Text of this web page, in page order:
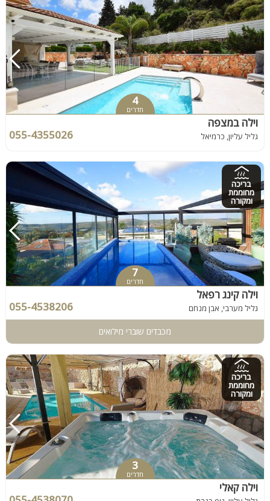
4
חדרים
וילה במצפה
גליל עליון, כרמיאל 055-4355026
בריכה
מחוממת
ומקורה
7
חדרים
וילה קינג רפאל
גליל מערבי, אבן מנחם 055-4538206
מכבדים שוברי מילואים
בריכה
מחוממת
ומקורה
3
חדרים
וילה קאלי